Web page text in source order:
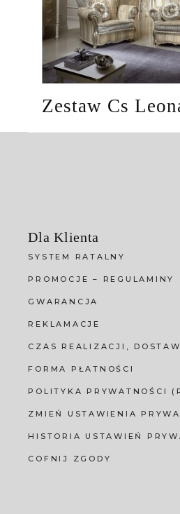
Zestaw Cs
Dla Klienta
SYSTEM RATALNY
PROMOCJE – REGULAMINY
GWARANCJA
REKLAMACJE
CZAS REALIZACJI,
FORMA PŁATNOŚCI
POLITYKA PRYWATNOŚCI
ZMIEŃ USTAWIENIA
HISTORIA USTAWIEŃ
COFNIJ ZGODY